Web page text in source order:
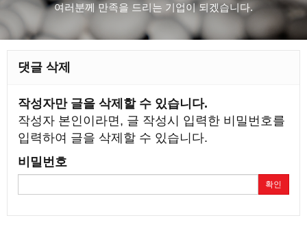
여러분께 만족을 드리는 기업이 되겠습니다.
댓글 삭제
작성자만 글을 삭제할 수 있습니다.
작성자 본인이라면, 글 작성시 입력한 비밀번호를
입력하여 글을 삭제할 수 있습니다.
비밀번호
확인